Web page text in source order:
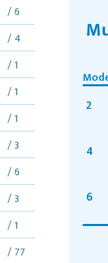
/ 6
/ 4
/ 1
/ 1
/ 1
/ 3
/ 6
/ 3
/ 1
/ 77
2
4
6